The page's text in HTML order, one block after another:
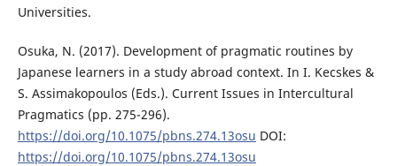
Universities.
Osuka, N. (2017). Development of pragmatic routines by
Japanese learners in a study abroad context. In I. Kecskes &
S. Assimakopoulos (Eds.). Current Issues in Intercultural
Pragmatics (pp. 275-296).
https://doi.org/10.1075/pbns.274.13osu DOI:
https://doi.org/10.1075/pbns.274.13osu